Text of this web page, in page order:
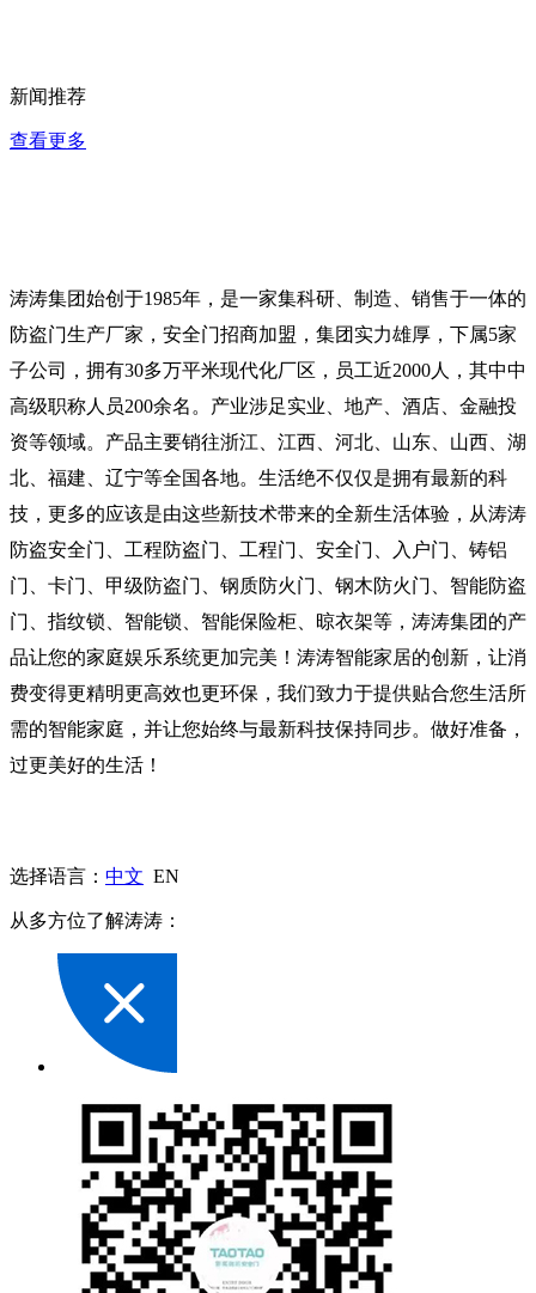
新闻推荐
查看更多
涛涛集团始创于1985年，是一家集科研、制造、销售于一体的
防盗门生产厂家，安全门招商加盟，集团实力雄厚，下属5家
子公司，拥有30多万平米现代化厂区，员工近2000人，其中中
高级职称人员200余名。产业涉足实业、地产、酒店、金融投
资等领域。产品主要销往浙江、江西、河北、山东、山西、湖
北、福建、辽宁等全国各地。生活绝不仅仅是拥有最新的科
技，更多的应该是由这些新技术带来的全新生活体验，从涛涛
防盗安全门、工程防盗门、工程门、安全门、入户门、铸铝
门、卡门、甲级防盗门、钢质防火门、钢木防火门、智能防盗
门、指纹锁、智能锁、智能保险柜、晾衣架等，涛涛集团的产
品让您的家庭娱乐系统更加完美！涛涛智能家居的创新，让消
费变得更精明更高效也更环保，我们致力于提供贴合您生活所
需的智能家庭，并让您始终与最新科技保持同步。做好准备，
过更美好的生活！
选择语言： 中文 EN
从多方位了解涛涛：